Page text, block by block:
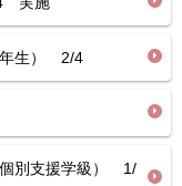
生） 2/4
個別支援学級） 1/